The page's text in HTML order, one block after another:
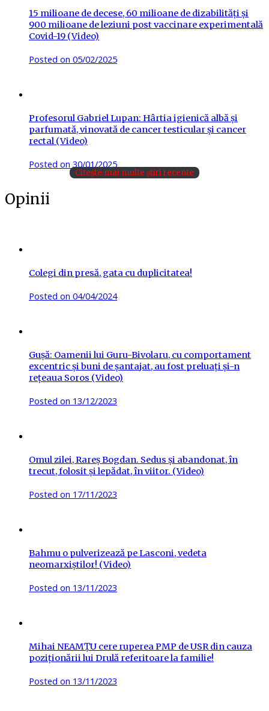
15 milioane de decese, 60 milioane de dizabilități și
900 milioane de leziuni post vaccinare experimentală
Covid-19 (Video)
Posted on 05/02/2025
Profesorul Gabriel Lupan: Hârtia igienică albă și
parfumată, vinovată de cancer testicular și cancer
rectal (Video)
Posted on30/01/2025
Citește mai multe știri recente
Opinii
Colegi din presă, gata cu duplicitatea!
Posted on 04/04/2024
Gușă: Oamenii lui Guru-Bivolaru, cu comportament
excentric și buni de șantajat, au fost preluați și-n
rețeaua Soros (Video)
Posted on 13/12/2023
Omul zilei, Rareș Bogdan. Sedus și abandonat, în
trecut, folosit și lepădat, în viitor. (Video)
Posted on 17/11/2023
Bahmu o pulverizează pe Lasconi, vedeta
neomarxiștilor! (Video)
Posted on 13/11/2023
Mihai NEAMȚU cere ruperea PMP de USR din cauza
poziționării lui Drulă referitoare la familie!
Posted on 13/11/2023